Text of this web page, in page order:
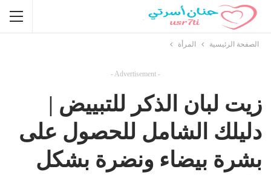
الصفحة الرئيسية المرأة
- Advertisement -
زيت لبان الذكر للتبييض |
دليلك الشامل للحصول على
بشرة بيضاء ونضرة بشكل